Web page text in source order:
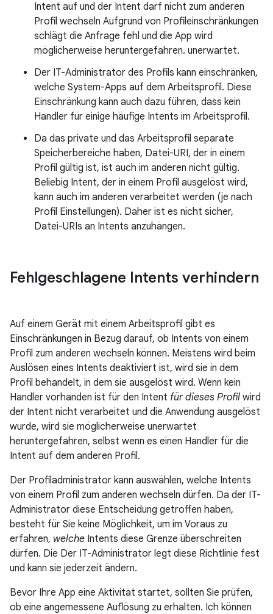
Intent auf und der Intent darf nicht zum anderen
Profil wechseln Aufgrund von Profileinschränkungen
schlägt die Anfrage fehl und die App wird
möglicherweise heruntergefahren. unerwartet.
Der IT-Administrator des Profils kann einschränken,
welche System-Apps auf dem Arbeitsprofil. Diese
Einschränkung kann auch dazu führen, dass kein
Handler für einige häufige Intents im Arbeitsprofil.
Da das private und das Arbeitsprofil separate
Speicherbereiche haben, Datei-URI, der in einem
Profil gültig ist, ist auch im anderen nicht gültig.
Beliebig Intent, der in einem Profil ausgelöst wird,
kann auch im anderen verarbeitet werden (je nach
Profil Einstellungen). Daher ist es nicht sicher,
Datei-URIs an Intents anzuhängen.
Fehlgeschlagene Intents verhindern
Auf einem Gerät mit einem Arbeitsprofil gibt es
Einschränkungen in Bezug darauf, ob Intents von einem
Profil zum anderen wechseln können. Meistens wird beim
Auslösen eines Intents deaktiviert ist, wird sie in dem
Profil behandelt, in dem sie ausgelöst wird. Wenn kein
Handler vorhanden ist für den Intent für dieses Profil wird
der Intent nicht verarbeitet und die Anwendung ausgelöst
wurde, wird sie möglicherweise unerwartet
heruntergefahren, selbst wenn es einen Handler für die
Intent auf dem anderen Profil.
Der Profiladministrator kann auswählen, welche Intents
von einem Profil zum anderen wechseln dürfen. Da der IT-
Administrator diese Entscheidung getroffen haben,
besteht für Sie keine Möglichkeit, um im Voraus zu
erfahren, welche Intents diese Grenze überschreiten
dürfen. Die Der IT-Administrator legt diese Richtlinie fest
und kann sie jederzeit ändern.
Bevor Ihre App eine Aktivität startet, sollten Sie prüfen,
ob eine angemessene Auflösung zu erhalten. Ich können